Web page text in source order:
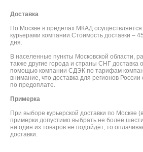
Доставка
По Москве в пределах МКАД
курьерами компании.Стоимость доставки –
дня.
В населенные пункты Московской области,
также другие города и страны СНГ доставка
помощью компании СДЭК по тарифам
внимание, что доставка для регионов России
по предоплате.
Примерка
При выборе курьерской доставки по Москве
примерки допустимо выбрать не более
ни один из товаров не подойдёт, то
доставки.